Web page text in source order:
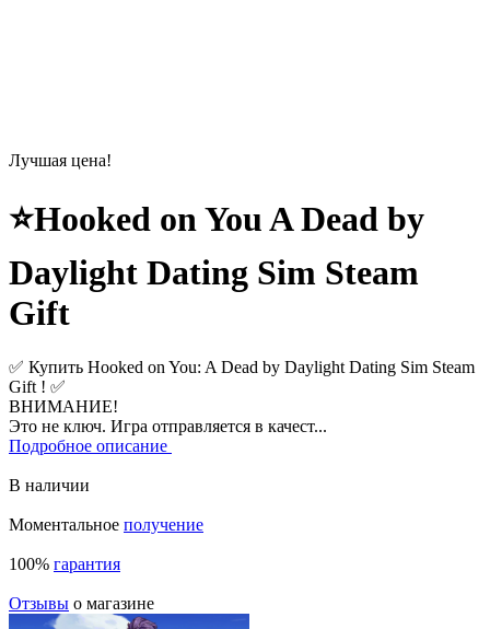
Лучшая цена!
⭐Hooked on You A Dead by
Daylight Dating Sim Steam
Gift
✅ Купить Hooked on You: A Dead by Daylight Dating Sim Steam
Gift ! ✅
ВНИМАНИЕ!
Это не ключ. Игра отправляется в качест...
Подробное описание
В наличии
Моментальное получение
100% гарантия
Отзывы о магазине